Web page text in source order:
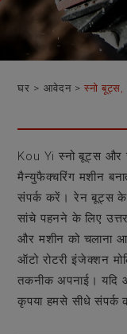
घर आवेदन स्नो
Kou Yi स्नो बूट्स और
मैन्युफैक्चरिंग मशीन
संपर्क करें। रेन बूट्स के
सांचे पहनने के लिए
और मशीन को चलाना
ऑटो रोटरी इंजेक्शन
तकनीक अपनाई। यदि
कृपया हमसे सीधे संपर्क